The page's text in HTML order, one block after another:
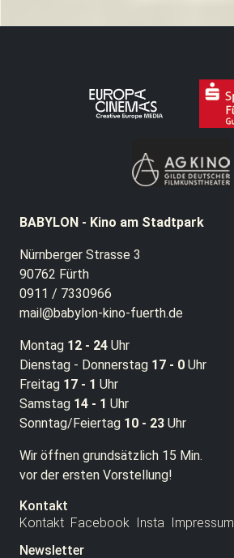
BABYLON - Kino am Stadtpark
Nürnberger Strasse 3
90762 Fürth
0911 / 7330966
mail@babylon-kino-fuerth.de
Montag 12 - 24 Uhr
Dienstag - Donnerstag 17 - 0 Uhr
Freitag 17 - 1 Uhr
Samstag 14 - 1 Uhr
Sonntag/Feiertag 10 - 23 Uhr
Wir öffnen grundsätzlich 15 Min.
vor der ersten Vorstellung!
Kontakt
Kontakt Facebook Insta Impressum
Newsletter